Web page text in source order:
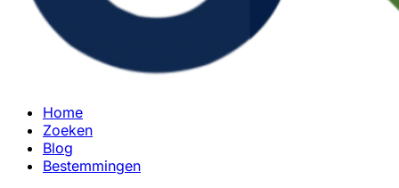
Home
Zoeken
Blog
Bestemmingen